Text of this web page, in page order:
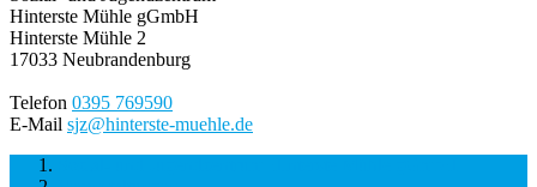
Hinterste Mühle gGmbH
Hinterste Mühle 2
17033 Neubrandenburg
Telefon 0395 769590
E-Mail sjz@hinterste-muehle.de